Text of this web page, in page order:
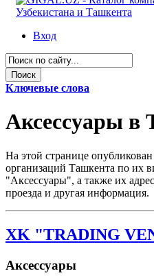
Вход
Ключевые слова
Аксессуары в
На этой странице
организаций Ташкента по их
"Аксессуары", а также их
проезда и другая информация.
XK "TRADING
Аксессуары